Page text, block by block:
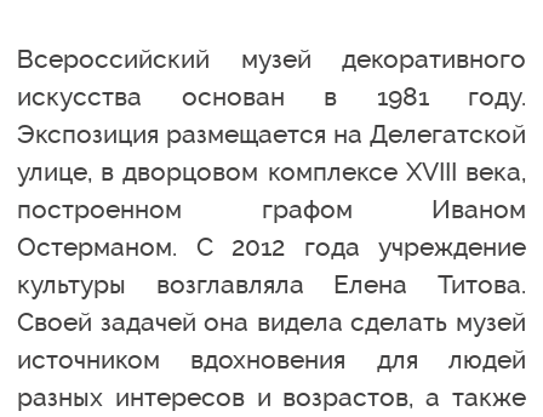
Всероссийский музей декоративного
искусства основан в 1981 году.
Экспозиция размещается на Делегатской
улице, в дворцовом комплексе XVIII века,
построенном графом Иваном
Остерманом. С 2012 года учреждение
культуры возглавляла Елена Титова.
Своей задачей она видела сделать музей
источником вдохновения для людей
разных интересов и возрастов, а также